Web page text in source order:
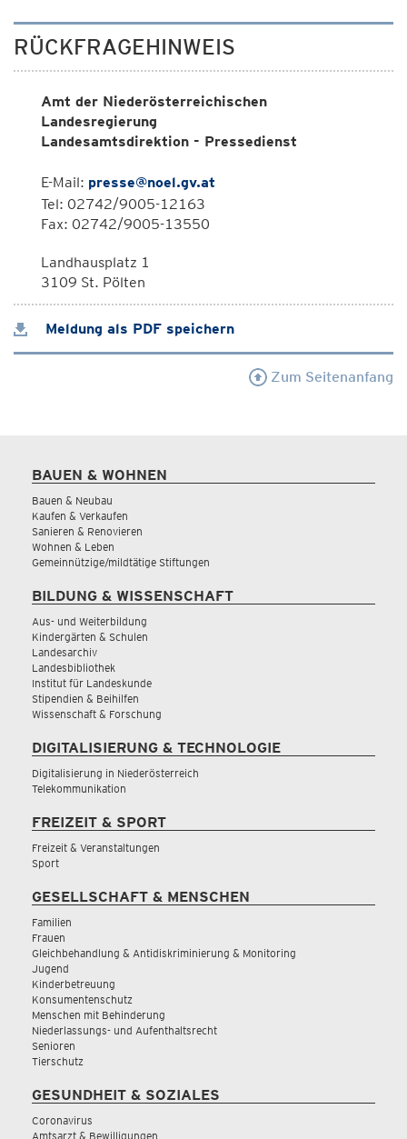
RÜCKFRAGEHINWEIS
Amt der Niederösterreichischen
Landesregierung
Landesamtsdirektion - Pressedienst
E-Mail: presse@noel.gv.at
Tel: 02742/9005-12163
Fax: 02742/9005-13550
Landhausplatz 1
3109 St. Pölten
Meldung als PDF speichern
Zum Seitenanfang
BAUEN & WOHNEN
Bauen & Neubau
Kaufen & Verkaufen
Sanieren & Renovieren
Wohnen & Leben
Gemeinnützige/mildtätige Stiftungen
BILDUNG & WISSENSCHAFT
Aus- und Weiterbildung
Kindergärten & Schulen
Landesarchiv
Landesbibliothek
Institut für Landeskunde
Stipendien & Beihilfen
Wissenschaft & Forschung
DIGITALISIERUNG & TECHNOLOGIE
Digitalisierung in Niederösterreich
Telekommunikation
FREIZEIT & SPORT
Freizeit & Veranstaltungen
Sport
GESELLSCHAFT & MENSCHEN
Familien
Frauen
Gleichbehandlung & Antidiskriminierung & Monitoring
Jugend
Kinderbetreuung
Konsumentenschutz
Menschen mit Behinderung
Niederlassungs- und Aufenthaltsrecht
Senioren
Tierschutz
GESUNDHEIT & SOZIALES
Coronavirus
Amtsarzt & Bewilligungen